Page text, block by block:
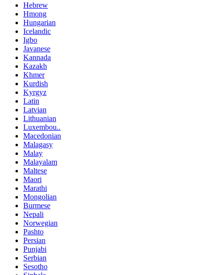
Hebrew
Hmong
Hungarian
Icelandic
Igbo
Javanese
Kannada
Kazakh
Khmer
Kurdish
Kyrgyz
Latin
Latvian
Lithuanian
Luxembou..
Macedonian
Malagasy
Malay
Malayalam
Maltese
Maori
Marathi
Mongolian
Burmese
Nepali
Norwegian
Pashto
Persian
Punjabi
Serbian
Sesotho